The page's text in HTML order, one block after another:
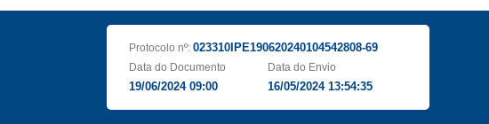
Protocolo nº: 023310IPE190620240104542808-69
Data do Documento
19/06/2024 09:00
Data do Envio
16/05/2024 13:54:35